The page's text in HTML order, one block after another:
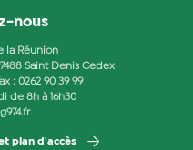
nous
la Réunion
Saint Denis Cedex
: 0262 90 39 99
de 8h à 16h30
plan d'accès